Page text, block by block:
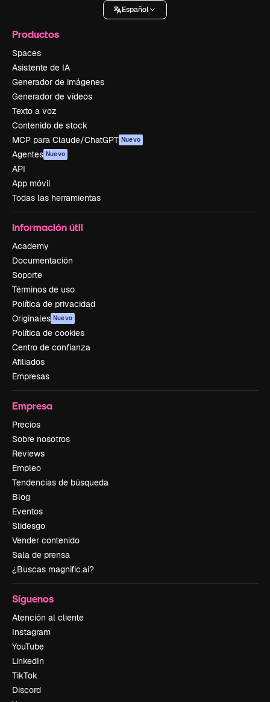
Español
Productos
Spaces
Asistente de IA
Generador de imágenes
Generador de vídeos
Texto a voz
Contenido de stock
MCP para Claude/ChatGPT Nuevo
Agentes Nuevo
API
App móvil
Todas las herramientas
Información útil
Academy
Documentación
Soporte
Términos de uso
Política de privacidad
Originales Nuevo
Política de cookies
Centro de confianza
Afiliados
Empresas
Empresa
Precios
Sobre nosotros
Reviews
Empleo
Tendencias de búsqueda
Blog
Eventos
Slidesgo
Vender contenido
Sala de prensa
¿Buscas magnific.ai?
Síguenos
Atención al cliente
Instagram
YouTube
LinkedIn
TikTok
Discord